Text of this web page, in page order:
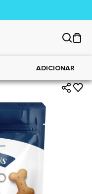
ADICIONAR